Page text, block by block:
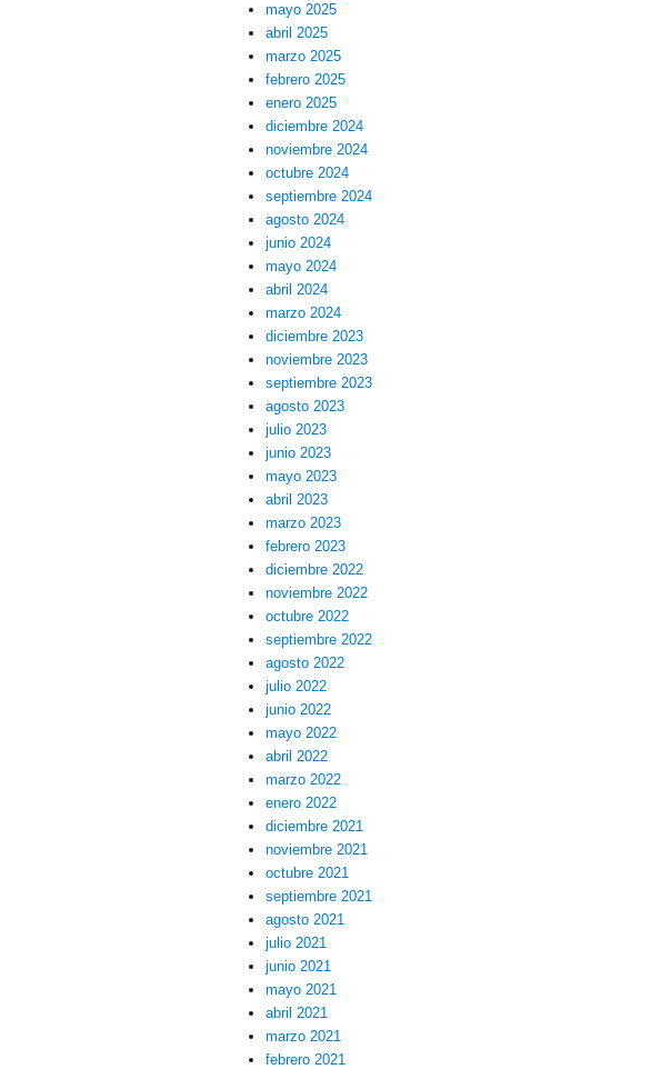
mayo 2025
abril 2025
marzo 2025
febrero 2025
enero 2025
diciembre 2024
noviembre 2024
octubre 2024
septiembre 2024
agosto 2024
junio 2024
mayo 2024
abril 2024
marzo 2024
diciembre 2023
noviembre 2023
septiembre 2023
agosto 2023
julio 2023
junio 2023
mayo 2023
abril 2023
marzo 2023
febrero 2023
diciembre 2022
noviembre 2022
octubre 2022
septiembre 2022
agosto 2022
julio 2022
junio 2022
mayo 2022
abril 2022
marzo 2022
enero 2022
diciembre 2021
noviembre 2021
octubre 2021
septiembre 2021
agosto 2021
julio 2021
junio 2021
mayo 2021
abril 2021
marzo 2021
febrero 2021